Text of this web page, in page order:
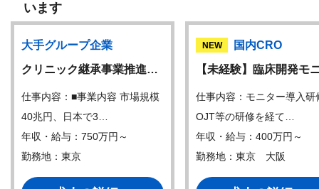
います
大手グループ企業
クリニック継承事業推進…
仕事内容：■事業内容 市場規模
40兆円、日本で3…
年収・給与：750万円～
勤務地：東京
NEW
国内CRO
【未経験】臨床開発モ
仕事内容：モニター導入研
OJT等の研修を経て…
年収・給与：400万円～
勤務地：東京 大阪